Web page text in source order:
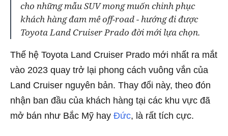
cho những mẫu SUV mong muốn chinh phục
khách hàng đam mê off-road - hướng đi được
Toyota Land Cruiser Prado đời mới lựa chọn.
Thế hệ Toyota Land Cruiser Prado mới nhất ra mắt
vào 2023 quay trở lại phong cách vuông vắn của
Land Cruiser nguyên bản. Thay đổi này, theo đón
nhận ban đầu của khách hàng tại các khu vực đã
mở bán như Bắc Mỹ hay Đức, là rất tích cực.